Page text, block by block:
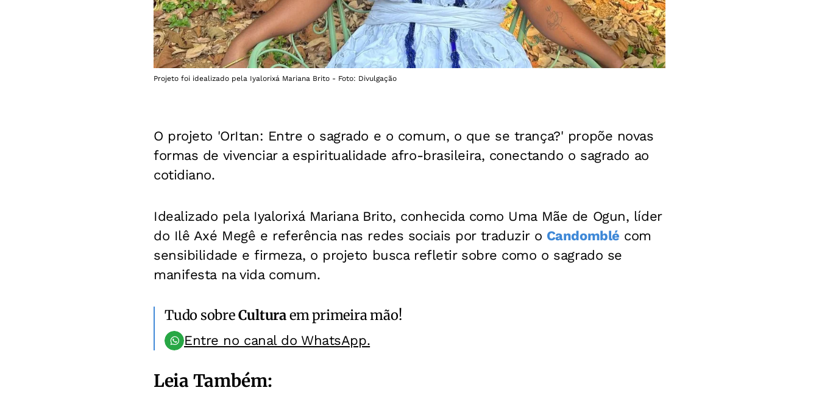
Projeto foi idealizado pela Iyalorixá Mariana Brito - Foto: Divulgação
O projeto 'OrItan: Entre o sagrado e o comum, o que se trança?' propõe novas
formas de vivenciar a espiritualidade afro-brasileira, conectando o sagrado ao
cotidiano.
Idealizado pela Iyalorixá Mariana Brito, conhecida como Uma Mãe de Ogun, líder
do Ilê Axé Megê e referência nas redes sociais por traduzir o Candomblé com
sensibilidade e firmeza, o projeto busca refletir sobre como o sagrado se
manifesta na vida comum.
Tudo sobreCulturaem primeira mão!
Entre no canal do WhatsApp.
Leia Também: